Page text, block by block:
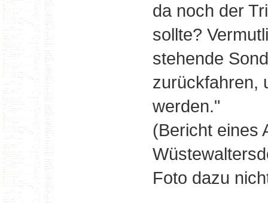
da noch der
sollte?
stehende
zurückfahren,
werden."
(Bericht eines
Foto dazu